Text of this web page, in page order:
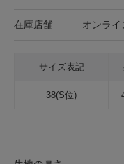
在庫店舗 オンラ
サイズ表記
38(S位)